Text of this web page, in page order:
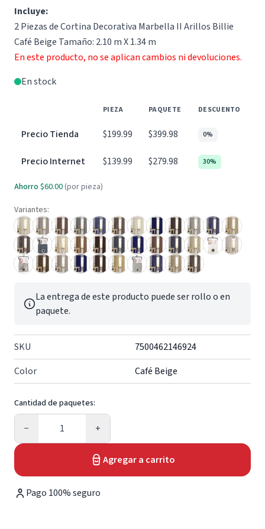
Incluye:
2 Piezas de Cortina Decorativa Marbella II Arillos Billie
Café Beige Tamaño: 2.10 m X 1.34 m
En este producto, no se aplican cambios ni devoluciones.
En stock
PIEZA PAQUETE DESCUENTO
Precio Tienda $199.99 $399.98 0%
Precio Internet $139.99 $279.98 30%
Ahorro $60.00 (por pieza)
Variantes:
La entrega de este producto puede ser rollo o en
paquete.
SKU
7500462146924
Color
Café Beige
Cantidad de paquetes:
−
Cantidad
+
Agregar a carrito
Pago 100% seguro